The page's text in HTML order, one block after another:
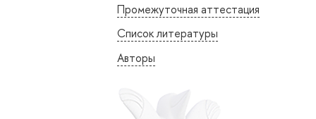
Промежуточная аттестация
Список литературы
Авторы